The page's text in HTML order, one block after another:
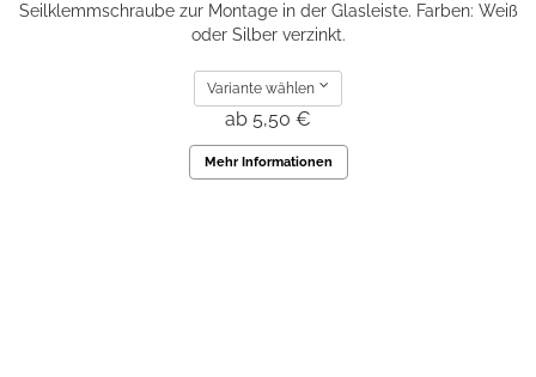
Seilklemmschraube zur Montage in der Glasleiste. Farben: Weiß
oder Silber verzinkt.
Variante wählen
ab 5,50 €
Mehr Informationen